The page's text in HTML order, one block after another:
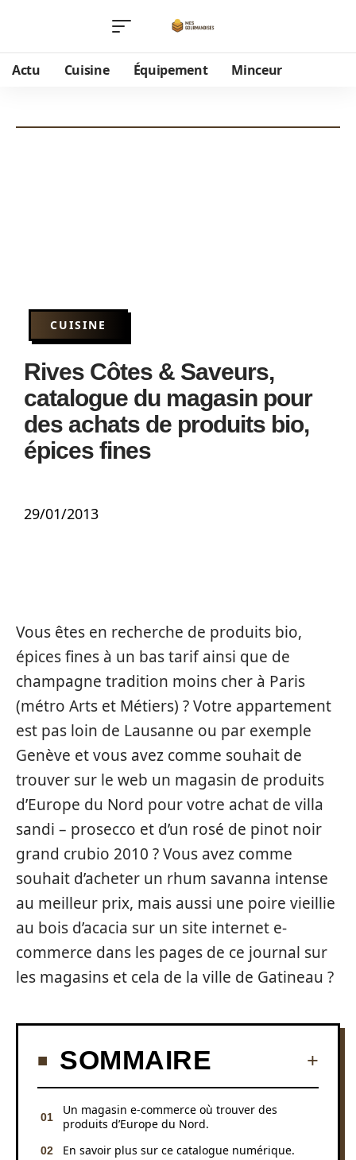
Actu Cuisine Équipement Minceur
CUISINE
Rives Côtes & Saveurs,
catalogue du magasin pour
des achats de produits bio,
épices fines
29/01/2013
Vous êtes en recherche de produits bio,
épices fines à un bas tarif ainsi que de
champagne tradition moins cher à Paris
(métro Arts et Métiers) ? Votre appartement
est pas loin de Lausanne ou par exemple
Genève et vous avez comme souhait de
trouver sur le web un magasin de produits
d’Europe du Nord pour votre achat de villa
sandi – prosecco et d’un rosé de pinot noir
grand crubio 2010 ? Vous avez comme
souhait d’acheter un rhum savanna intense
au meilleur prix, mais aussi une poire vieillie
au bois d’acacia sur un site internet e-
commerce dans les pages de ce journal sur
les magasins et cela de la ville de Gatineau ?
SOMMAIRE
Un magasin e-commerce où trouver des
produits d’Europe du Nord.
En savoir plus sur ce catalogue numérique.